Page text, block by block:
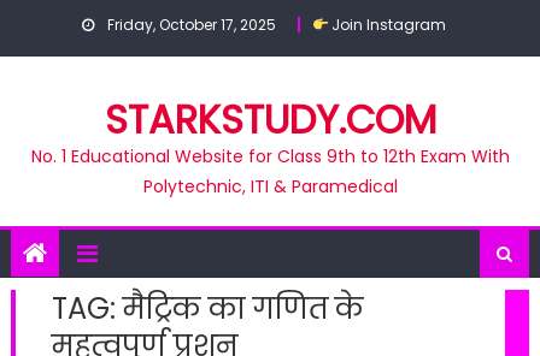
Friday, October 17, 2025 Join Instagram
STARKSTUDY.COM
No. 1 Educational Website for Class 9th to 12th Exam With
Polytechnic, ITI & Paramedical
TAG:मैट्रिक का गणित के
महत्वपूर्ण प्रशन